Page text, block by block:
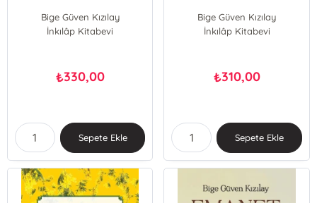
Bige Güven Kızılay
İnkılâp Kitabevi
₺330,00
Sepete Ekle
Bige Güven Kızılay
İnkılâp Kitabevi
₺310,00
Sepete Ekle